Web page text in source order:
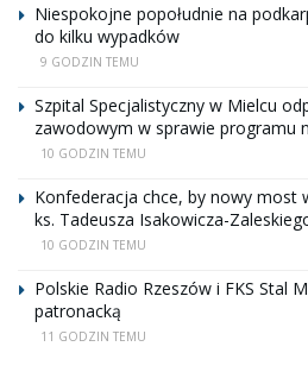
Niespokojne popołudnie na
do kilku wypadków
9 GODZIN TEMU
Szpital Specjalistyczny w Mielcu
zawodowym w sprawie programu
10 GODZIN TEMU
Konfederacja chce, by nowy most
ks. Tadeusza Isakowicza-
10 GODZIN TEMU
Polskie Radio Rzeszów i FKS Stal
patronacką
11 GODZIN TEMU